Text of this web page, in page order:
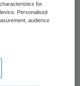
de mening
te
suggestie
idee om
ziekenhuis
for
Personalised
audience